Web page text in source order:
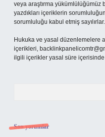
veya araştırma yükümlülüğümüz
yazdıkları içeriklerin
sorumluluğu kabul etmiş sayılırlar.
Hukuka ve yasal düzenlemelere
içerikleri,
ilgili içerikler yasal süre içerisinde
Son yorumlar